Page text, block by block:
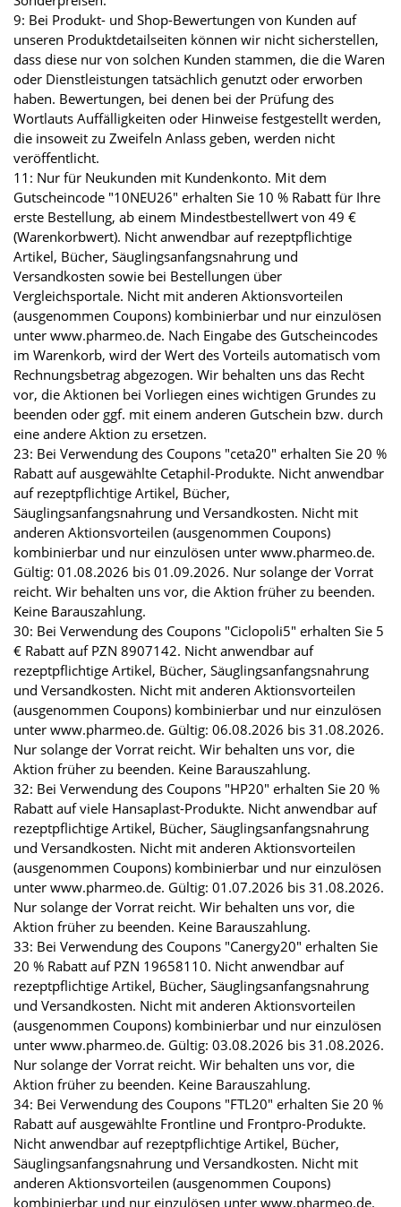
9: Bei Produkt- und Shop-Bewertungen von Kunden auf
unseren Produktdetailseiten können wir nicht sicherstellen,
dass diese nur von solchen Kunden stammen, die die Waren
oder Dienstleistungen tatsächlich genutzt oder erworben
haben. Bewertungen, bei denen bei der Prüfung des
Wortlauts Auffälligkeiten oder Hinweise festgestellt werden,
die insoweit zu Zweifeln Anlass geben, werden nicht
veröffentlicht.
11: Nur für Neukunden mit Kundenkonto. Mit dem
Gutscheincode "10NEU26" erhalten Sie 10 % Rabatt für Ihre
erste Bestellung, ab einem Mindestbestellwert von 49 €
(Warenkorbwert). Nicht anwendbar auf rezeptpflichtige
Artikel, Bücher, Säuglingsanfangsnahrung und
Versandkosten sowie bei Bestellungen über
Vergleichsportale. Nicht mit anderen Aktionsvorteilen
(ausgenommen Coupons) kombinierbar und nur einzulösen
unter www.pharmeo.de. Nach Eingabe des Gutscheincodes
im Warenkorb, wird der Wert des Vorteils automatisch vom
Rechnungsbetrag abgezogen. Wir behalten uns das Recht
vor, die Aktionen bei Vorliegen eines wichtigen Grundes zu
beenden oder ggf. mit einem anderen Gutschein bzw. durch
eine andere Aktion zu ersetzen.
23: Bei Verwendung des Coupons "ceta20" erhalten Sie 20 %
Rabatt auf ausgewählte Cetaphil-Produkte. Nicht anwendbar
auf rezeptpflichtige Artikel, Bücher,
Säuglingsanfangsnahrung und Versandkosten. Nicht mit
anderen Aktionsvorteilen (ausgenommen Coupons)
kombinierbar und nur einzulösen unter www.pharmeo.de.
Gültig: 01.08.2026 bis 01.09.2026. Nur solange der Vorrat
reicht. Wir behalten uns vor, die Aktion früher zu beenden.
Keine Barauszahlung.
30: Bei Verwendung des Coupons "Ciclopoli5" erhalten Sie 5
€ Rabatt auf PZN 8907142. Nicht anwendbar auf
rezeptpflichtige Artikel, Bücher, Säuglingsanfangsnahrung
und Versandkosten. Nicht mit anderen Aktionsvorteilen
(ausgenommen Coupons) kombinierbar und nur einzulösen
unter www.pharmeo.de. Gültig: 06.08.2026 bis 31.08.2026.
Nur solange der Vorrat reicht. Wir behalten uns vor, die
Aktion früher zu beenden. Keine Barauszahlung.
32: Bei Verwendung des Coupons "HP20" erhalten Sie 20 %
Rabatt auf viele Hansaplast-Produkte. Nicht anwendbar auf
rezeptpflichtige Artikel, Bücher, Säuglingsanfangsnahrung
und Versandkosten. Nicht mit anderen Aktionsvorteilen
(ausgenommen Coupons) kombinierbar und nur einzulösen
unter www.pharmeo.de. Gültig: 01.07.2026 bis 31.08.2026.
Nur solange der Vorrat reicht. Wir behalten uns vor, die
Aktion früher zu beenden. Keine Barauszahlung.
33: Bei Verwendung des Coupons "Canergy20" erhalten Sie
20 % Rabatt auf PZN 19658110. Nicht anwendbar auf
rezeptpflichtige Artikel, Bücher, Säuglingsanfangsnahrung
und Versandkosten. Nicht mit anderen Aktionsvorteilen
(ausgenommen Coupons) kombinierbar und nur einzulösen
unter www.pharmeo.de. Gültig: 03.08.2026 bis 31.08.2026.
Nur solange der Vorrat reicht. Wir behalten uns vor, die
Aktion früher zu beenden. Keine Barauszahlung.
34: Bei Verwendung des Coupons "FTL20" erhalten Sie 20 %
Rabatt auf ausgewählte Frontline und Frontpro-Produkte.
Nicht anwendbar auf rezeptpflichtige Artikel, Bücher,
Säuglingsanfangsnahrung und Versandkosten. Nicht mit
anderen Aktionsvorteilen (ausgenommen Coupons)
kombinierbar und nur einzulösen unter www.pharmeo.de.